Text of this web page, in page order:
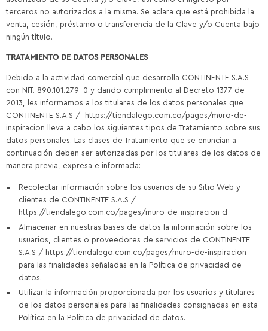
terceros no autorizados a la misma. Se aclara que está prohibida la
venta, cesión, préstamo o transferencia de la Clave y/o Cuenta bajo
ningún título.
TRATAMIENTO DE DATOS PERSONALES
Debido a la actividad comercial que desarrolla CONTINENTE S.A.S
con NIT. 890.101.279-0 y dando cumplimiento al Decreto 1377 de
2013, les informamos a los titulares de los datos personales que
CONTINENTE S.A.S / https://tiendalego.com.co/pages/muro-de-
inspiracion lleva a cabo los siguientes tipos de Tratamiento sobre sus
datos personales. Las clases de Tratamiento que se enuncian a
continuación deben ser autorizadas por los titulares de los datos de
manera previa, expresa e informada:
Recolectar información sobre los usuarios de su Sitio Web y
clientes de CONTINENTE S.A.S /
https://tiendalego.com.co/pages/muro-de-inspiracion d
Almacenar en nuestras bases de datos la información sobre los
usuarios, clientes o proveedores de servicios de CONTINENTE
S.A.S / https://tiendalego.com.co/pages/muro-de-inspiracion
para las finalidades señaladas en la Política de privacidad de
datos.
Utilizar la información proporcionada por los usuarios y titulares
de los datos personales para las finalidades consignadas en esta
Política en la Política de privacidad de datos.